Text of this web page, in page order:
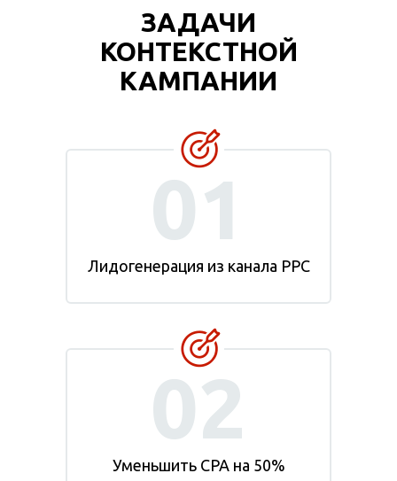
ЗАДАЧИ
КОНТЕКСТНОЙ
КАМПАНИИ
01
Лидогенерация из канала PPC
02
Уменьшить CPA на 50%